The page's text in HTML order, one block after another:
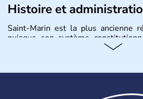
Histoire et
Saint-Marin est la plus ancienne
puisque son système
siècle. Saint-Marin est devenu